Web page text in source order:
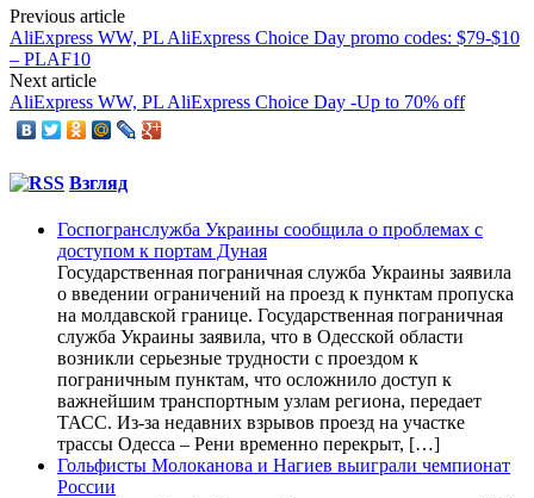
Previous article
AliExpress WW, PL AliExpress Choice Day promo codes: $79-$10
– PLAF10
Next article
AliExpress WW, PL AliExpress Choice Day -Up to 70% off
Взгляд
Госпогранслужба Украины сообщила о проблемах с
доступом к портам Дуная
Государственная пограничная служба Украины заявила
о введении ограничений на проезд к пунктам пропуска
на молдавской границе. Государственная пограничная
служба Украины заявила, что в Одесской области
возникли серьезные трудности с проездом к
пограничным пунктам, что осложнило доступ к
важнейшим транспортным узлам региона, передает
ТАСС. Из-за недавних взрывов проезд на участке
трассы Одесса – Рени временно перекрыт, […]
Гольфисты Молоканова и Нагиев выиграли чемпионат
России